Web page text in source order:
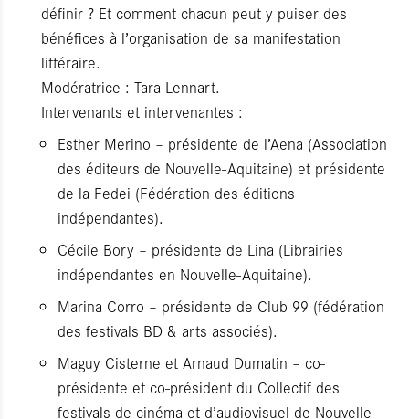
définir ? Et comment chacun peut y puiser des
bénéfices à l’organisation de sa manifestation
littéraire.
Modératrice : Tara Lennart.
Intervenants et intervenantes :
Esther Merino – présidente de l’Aena (Association
des éditeurs de Nouvelle-Aquitaine) et présidente
de la Fedei (Fédération des éditions
indépendantes).
Cécile Bory – présidente de Lina (Librairies
indépendantes en Nouvelle-Aquitaine).
Marina Corro – présidente de Club 99 (fédération
des festivals BD & arts associés).
Maguy Cisterne et Arnaud Dumatin – co-
présidente et co-président du Collectif des
festivals de cinéma et d’audiovisuel de Nouvelle-